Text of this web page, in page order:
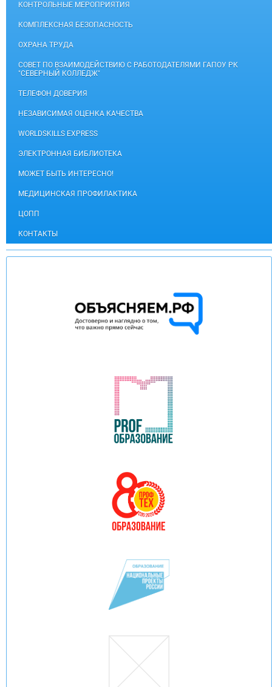
КОНТРОЛЬНЫЕ МЕРОПРИЯТИЯ
КОМПЛЕКСНАЯ БЕЗОПАСНОСТЬ
ОХРАНА ТРУДА
СОВЕТ ПО ВЗАИМОДЕЙСТВИЮ С РАБОТОДАТЕЛЯМИ ГАПОУ РК
"СЕВЕРНЫЙ КОЛЛЕДЖ"
ТЕЛЕФОН ДОВЕРИЯ
НЕЗАВИСИМАЯ ОЦЕНКА КАЧЕСТВА
WORLDSKILLS EXPRESS
ЭЛЕКТРОННАЯ БИБЛИОТЕКА
МОЖЕТ БЫТЬ ИНТЕРЕСНО!
МЕДИЦИНСКАЯ ПРОФИЛАКТИКА
ЦОПП
КОНТАКТЫ